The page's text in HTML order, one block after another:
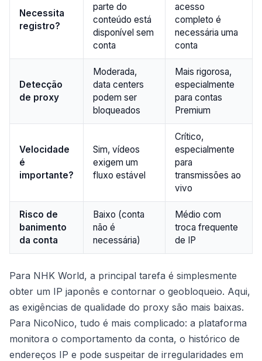
Necessita
registro?
parte do
conteúdo está
disponível sem
conta
acesso
completo é
necessária uma
conta
Detecção
de proxy
Moderada,
data centers
podem ser
bloqueados
Mais rigorosa,
especialmente
para contas
Premium
Velocidade
é
importante?
Sim, vídeos
exigem um
fluxo estável
Crítico,
especialmente
para
transmissões ao
vivo
Risco de
banimento
da conta
Baixo (conta
não é
necessária)
Médio com
troca frequente
de IP
Para NHK World, a principal tarefa é simplesmente
obter um IP japonês e contornar o geobloqueio. Aqui,
as exigências de qualidade do proxy são mais baixas.
Para NicoNico, tudo é mais complicado: a plataforma
monitora o comportamento da conta, o histórico de
endereços IP e pode suspeitar de irregularidades em